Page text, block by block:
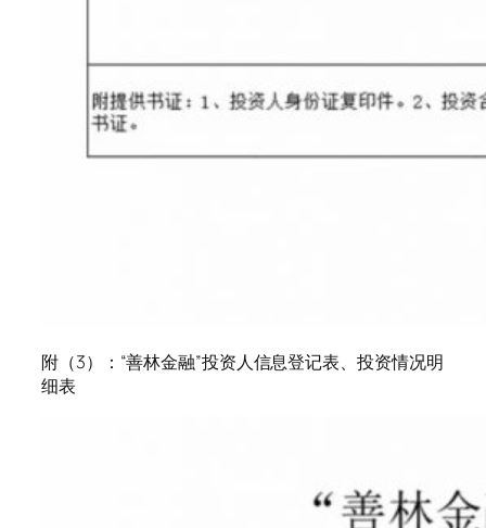
附（3）：“善林金融”投资人信息登记表、投资情况明
细表